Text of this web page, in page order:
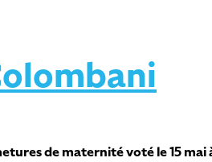
de maternité voté le 15 mai